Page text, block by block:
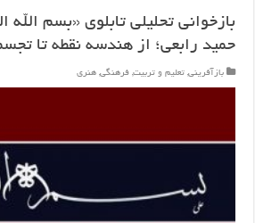
بازخوانی تحلیلی تابلوی «بسم الله
حمید رابعی؛ از هندسه نقطه تا
بازآفرینی, تعلیم و تربیت, فرهنگی, هنری